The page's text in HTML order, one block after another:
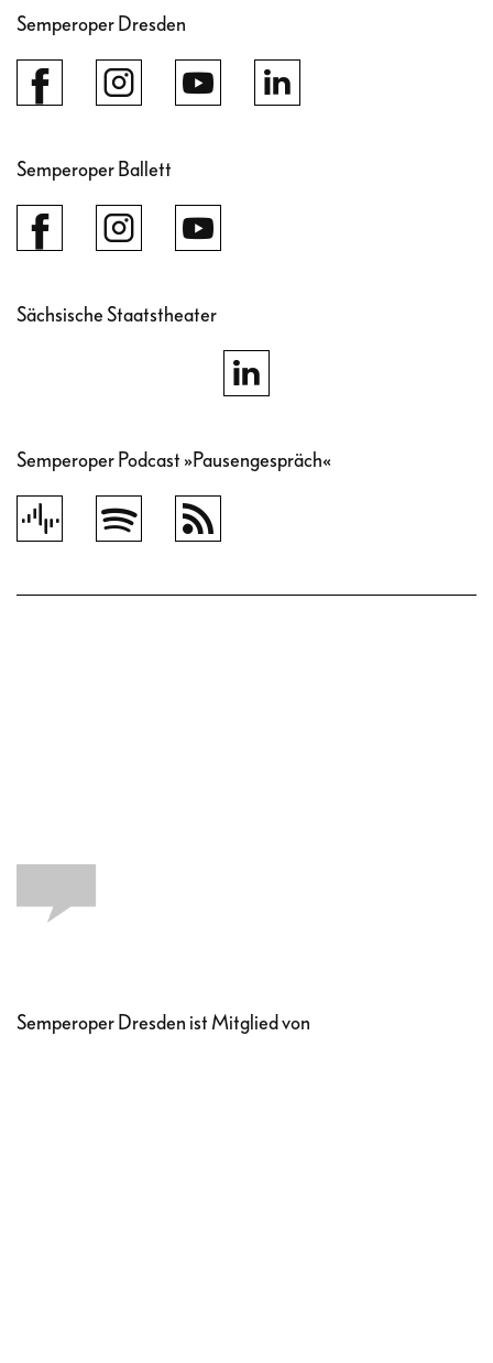
Semperoper Dresden
Semperoper Ballett
Sächsische Staatstheater
Semperoper Podcast »Pausengespräch«
Semperoper Dresden ist Mitglied von